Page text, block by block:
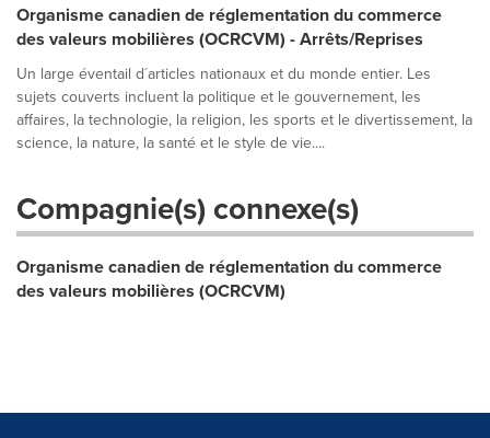
Organisme canadien de réglementation du commerce
des valeurs mobilières (OCRCVM) - Arrêts/Reprises
Un large éventail d´articles nationaux et du monde entier. Les
sujets couverts incluent la politique et le gouvernement, les
affaires, la technologie, la religion, les sports et le divertissement, la
science, la nature, la santé et le style de vie....
Compagnie(s) connexe(s)
Organisme canadien de réglementation du commerce
des valeurs mobilières (OCRCVM)